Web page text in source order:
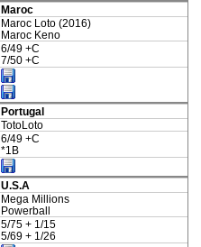
Maroc
Maroc Loto (2016)
Maroc Keno
6/49 +C
7/50 +C
Portugal
TotoLoto
6/49 +C
*1B
U.S.A
Mega Millions
Powerball
5/75 + 1/15
5/69 + 1/26